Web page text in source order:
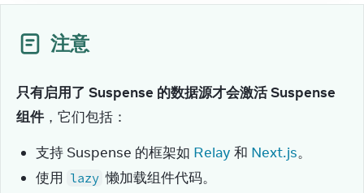
注意
只有启用了 Suspense 的数据源才会激活 Suspense
组件 ，它们包括：
支持 Suspense 的框架如 Relay 和 Next.js。
使用 lazy 懒加载组件代码。